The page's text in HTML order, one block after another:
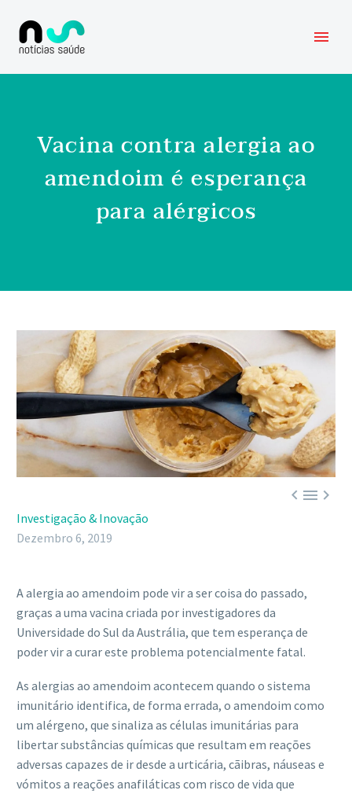
Vacina contra alergia ao
amendoim é esperança
para alérgicos

Investigação & Inovação
Dezembro 6, 2019
A alergia ao amendoim pode vir a ser coisa do passado,
graças a uma vacina criada por investigadores da
Universidade do Sul da Austrália, que tem esperança de
poder vir a curar este problema potencialmente fatal.
As alergias ao amendoim acontecem quando o sistema
imunitário identifica, de forma errada, o amendoim como
um alérgeno, que sinaliza as células imunitárias para
libertar substâncias químicas que resultam em reações
adversas capazes de ir desde a urticária, cãibras, náuseas e
vómitos a reações anafiláticas com risco de vida que